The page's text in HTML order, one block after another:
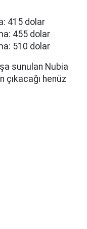
415 dolar
455 dolar
510 dolar
sunulan Nubia
çıkacağı henüz